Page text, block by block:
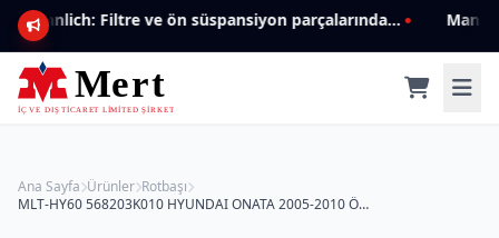
Mannlich: Filtre ve ön süspansiyon parçalarında genişleyen ürün yelpazesiyle kalite ve güven.
Ana Sayfa Ürünler Rotbaşı
MLT-HY60 568203K010 HYUNDAI ONATA 2005-2010 ÖN SAĞ ROTBAŞI